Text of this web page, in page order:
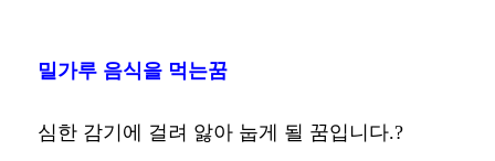
밀가루 음식을 먹는꿈
심한 감기에 걸려 앓아 눕게 될 꿈입니다.?